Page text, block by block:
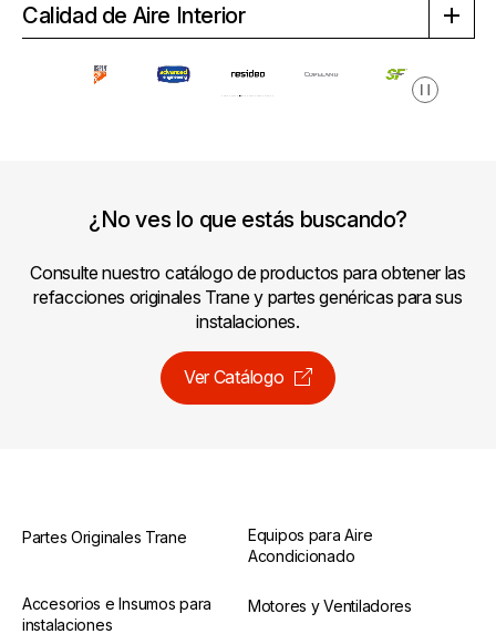
Calidad de Aire Interior
Pausa
¿No ves lo que estás buscando?
Consulte nuestro catálogo de productos para obtener las
refacciones originales Trane y partes genéricas para sus
instalaciones.
Ver Catálogo
Partes Originales Trane
Equipos para Aire
Acondicionado
Accesorios e Insumos para
instalaciones
Motores y Ventiladores